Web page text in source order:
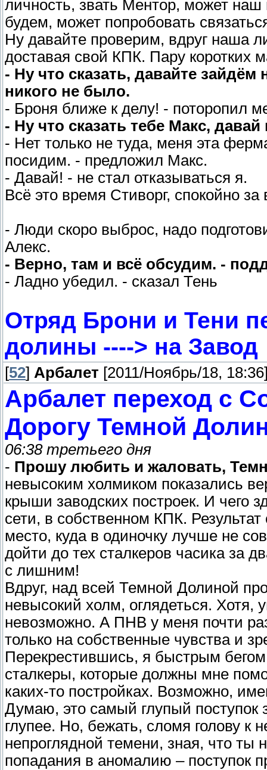
личность, звать Ментор, может наш
будем, может попробовать
Ну давайте проверим, вдруг наша
доставая свой КПК. Пару коротких
- Ну что сказать, давайте
никого не было.
- Броня ближе к делу! - поторопил
- Ну что сказать тебе Макс,
- Нет только не туда, меня эта
посидим. - предложил Макс.
- Давай! - не стал отказываться я.
Всё это время Стиворг, спокойно
- Люди скоро выброс, надо
Алекс.
- Верно, там и всё обсудим. -
- Ладно убедил. - сказал Тень
Отряд Брони и Тени
долины ----> на Завод
[52] Арбалет [2011/Ноябрь/18,
Арбалет переход с
Дорогу Темной
06:38 третьего дня
- Прошу любить и жаловать,
невысоким холмиком показались
крыши заводских построек. И чего
сети, в собственном КПК.
место, куда в одиночку лучше не
дойти до тех сталкеров часика за
с лишним!
Вдруг, над всей Темной Долиной
невысокий холм, оглядеться. Хотя,
невозможно. А ПНВ у меня почти
только на собственные чувства и
Перекрестившись, я быстрым
сталкеры, которые должны мне
каких-то постройках. Возможно,
Думаю, это самый глупый
глупее. Но, бежать, сломя голову
непроглядной темени, зная, что ты
попадания в аномалию – поступок